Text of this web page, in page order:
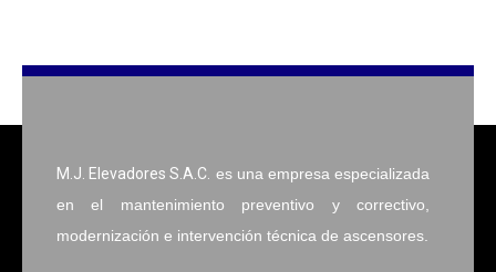
M.J. Elevadores S.A.C. es una empresa especializada
en el mantenimiento preventivo y correctivo,
modernización e intervención técnica de ascensores.